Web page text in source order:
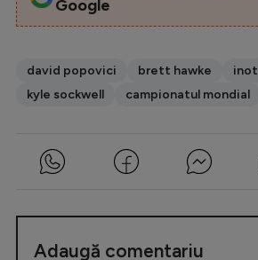
Google
david popovici brett hawke inot
kyle sockwell
campionatul mondial
Adaugă comentariu